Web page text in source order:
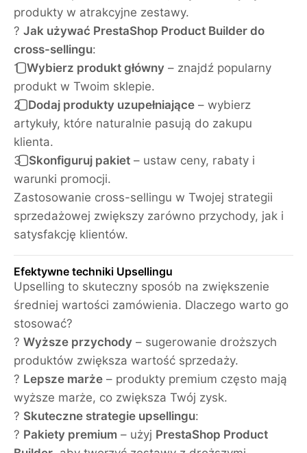
produkty w atrakcyjne zestawy.
? Jak używać PrestaShop Product Builder do
cross-sellingu:
1️⃣Wybierz produkt główny – znajdź popularny
produkt w Twoim sklepie.
2️⃣Dodaj produkty uzupełniające – wybierz
artykuły, które naturalnie pasują do zakupu
klienta.
3️⃣Skonfiguruj pakiet – ustaw ceny, rabaty i
warunki promocji.
Zastosowanie cross-sellingu w Twojej strategii
sprzedażowej zwiększy zarówno przychody, jak i
satysfakcję klientów.
Efektywne techniki Upsellingu
Upselling to skuteczny sposób na zwiększenie
średniej wartości zamówienia. Dlaczego warto go
stosować?
? Wyższe przychody – sugerowanie droższych
produktów zwiększa wartość sprzedaży.
? Lepsze marże – produkty premium często mają
wyższe marże, co zwiększa Twój zysk.
? Skuteczne strategie upsellingu:
? Pakiety premium – użyj PrestaShop Product